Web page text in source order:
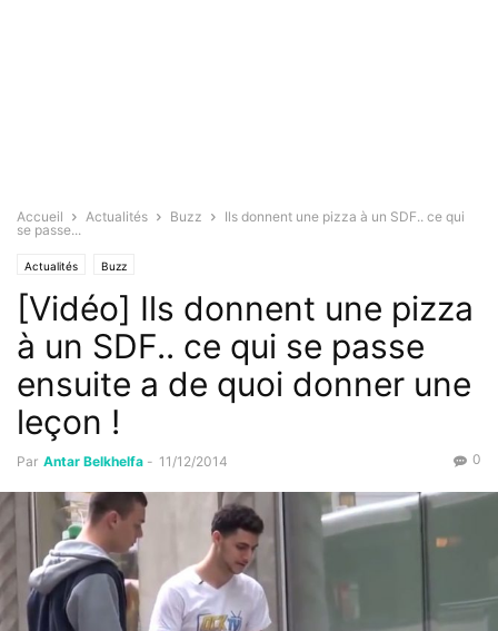
Accueil Actualités Buzz
Ils donnent une pizza à un SDF.. ce qui
se passe...
Actualités Buzz
[Vidéo] Ils donnent une pizza
à un SDF.. ce qui se passe
ensuite a de quoi donner une
leçon !
Par Antar Belkhelfa - 11/12/2014 0